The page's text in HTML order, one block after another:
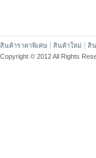
สินค้าราคาพิเศษ สินค้าใหม่ สิ
Copyright © 2012 All Rights